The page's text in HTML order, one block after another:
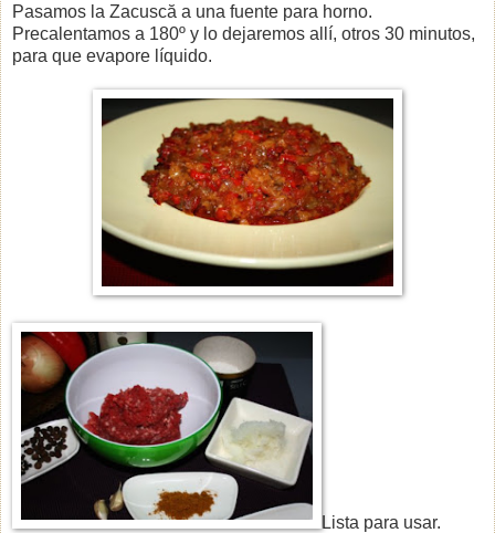
Pasamos la Zacuscă a una fuente para horno.
Precalentamos a 180º y lo dejaremos allí, otros 30 minutos,
para que evapore líquido.
Lista para usar.